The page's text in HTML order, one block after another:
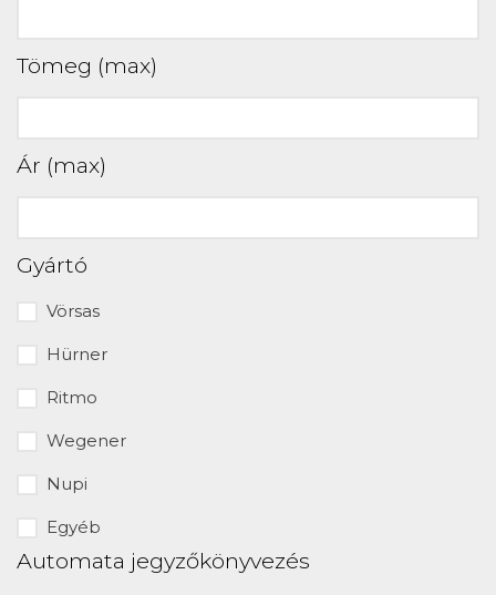
Tömeg (max)
Ár (max)
Gyártó
Vörsas
Hürner
Ritmo
Wegener
Nupi
Egyéb
Automata jegyzőkönyvezés